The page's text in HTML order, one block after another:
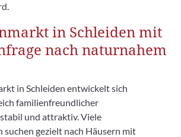
in Schleiden mit
nach naturnahem
in Schleiden entwickelt sich
familienfreundlicher
und attraktiv. Viele
suchen gezielt nach Häusern mit